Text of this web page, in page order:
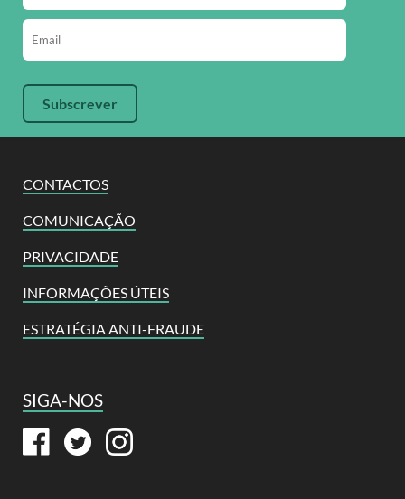
CONTACTOS
COMUNICAÇÃO
PRIVACIDADE
INFORMAÇÕES ÚTEIS
ESTRATÉGIA ANTI-FRAUDE
SIGA-NOS